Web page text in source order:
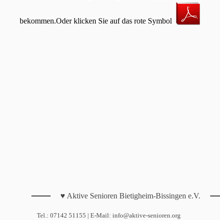
bekommen.Oder klicken Sie auf das rote Symbol
♥ Aktive Senioren Bietigheim-Bissingen e.V.
Tel.: 07142 51155 | E-Mail: info@aktive-senioren.org